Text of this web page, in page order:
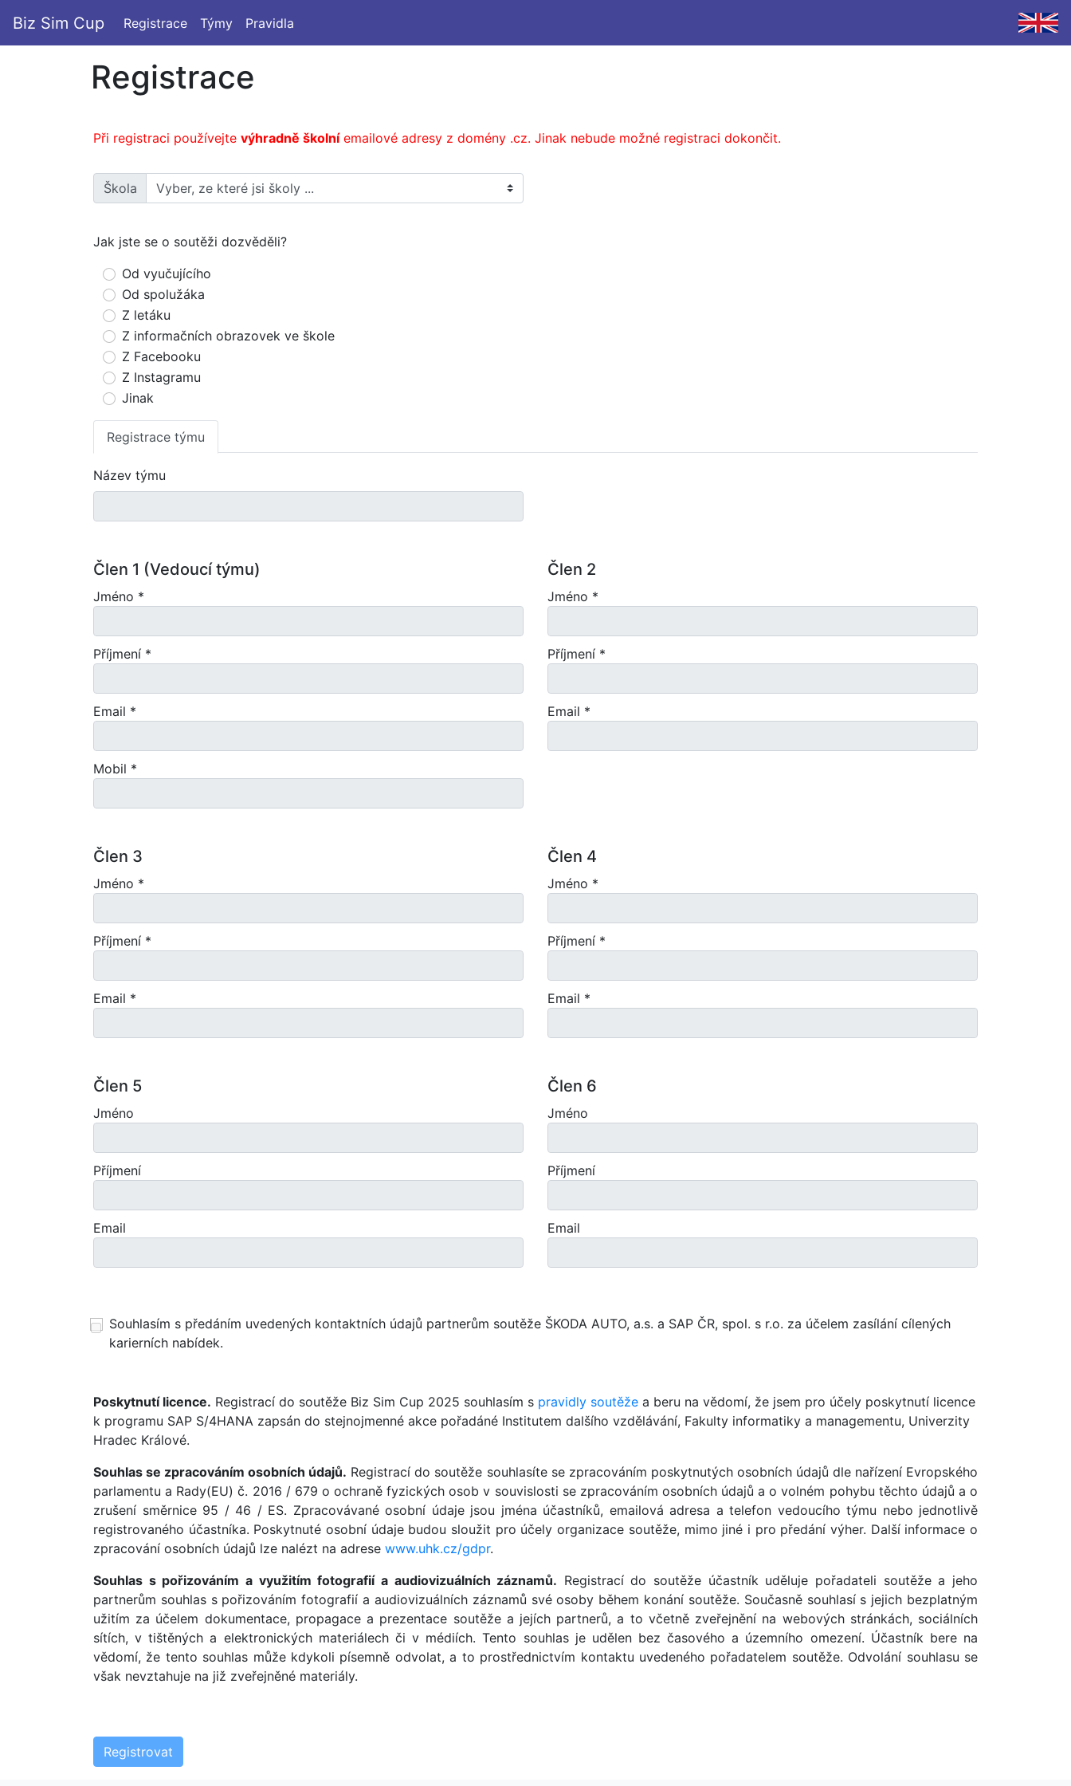
Biz Sim Cup Registrace Týmy Pravidla
Registrace
Při registraci používejte výhradně školníemailové adresy z domény .cz. Jinak nebude možné registraci dokončit.
Škola
Jak jste se o soutěži dozvěděli?
Od vyučujícího
Od spolužáka
Z letáku
Z informačních obrazovek ve škole
Z Facebooku
Z Instagramu
Jinak
Registrace týmu
Název týmu
Člen 1 (Vedoucí týmu)
Jméno *
Příjmení *
Email *
Mobil *
Člen 2
Jméno *
Příjmení *
Email *
Člen 3
Jméno *
Příjmení *
Email *
Člen 4
Jméno *
Příjmení *
Email *
Člen 5
Jméno
Příjmení
Email
Člen 6
Jméno
Příjmení
Email
Souhlasím s předáním uvedených kontaktních údajů partnerům soutěže ŠKODA AUTO, a.s. a SAP ČR, spol. s r.o. za účelem zasílání cílených
karierních nabídek.
Poskytnutí licence. Registrací do soutěže Biz Sim Cup 2025 souhlasím s pravidly soutěže a beru na vědomí, že jsem pro účely poskytnutí licence
k programu SAP S/4HANA zapsán do stejnojmenné akce pořadáné Institutem dalšího vzdělávání, Fakulty informatiky a managementu, Univerzity
Hradec Králové.
Souhlas se zpracováním osobních údajů. Registrací do soutěže souhlasíte se zpracováním poskytnutých osobních údajů dle nařízení Evropského
parlamentu a Rady(EU) č. 2016 / 679 o ochraně fyzických osob v souvislosti se zpracováním osobních údajů a o volném pohybu těchto údajů a o
zrušení směrnice 95 / 46 / ES. Zpracovávané osobní údaje jsou jména účastníků, emailová adresa a telefon vedoucího týmu nebo jednotlivě
registrovaného účastníka. Poskytnuté osobní údaje budou sloužit pro účely organizace soutěže, mimo jiné i pro předání výher. Další informace o
zpracování osobních údajů lze nalézt na adrese www.uhk.cz/gdpr.
Souhlas s pořizováním a využitím fotografií a audiovizuálních záznamů. Registrací do soutěže účastník uděluje pořadateli soutěže a jeho
partnerům souhlas s pořizováním fotografií a audiovizuálních záznamů své osoby během konání soutěže. Současně souhlasí s jejich bezplatným
užitím za účelem dokumentace, propagace a prezentace soutěže a jejích partnerů, a to včetně zveřejnění na webových stránkách, sociálních
sítích, v tištěných a elektronických materiálech či v médiích. Tento souhlas je udělen bez časového a územního omezení. Účastník bere na
vědomí, že tento souhlas může kdykoli písemně odvolat, a to prostřednictvím kontaktu uvedeného pořadatelem soutěže. Odvolání souhlasu se
však nevztahuje na již zveřejněné materiály.